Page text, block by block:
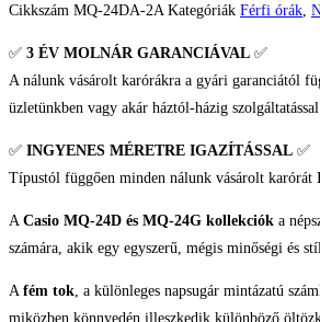
Timeless
Unisex
Cikkszám MQ-24DA-2A Kategóriák Férfi órák,
✅ 3 ÉV MOLNÁR GARANCIÁVAL ✅
A nálunk vásárolt karórákra a gyári garanciától
üzletünkben vagy akár háztól-házig
✅ INGYENES MÉRETRE IGAZÍTÁSSAL ✅
Típustól függően minden nálunk vásárolt karórát
A Casio MQ-24D és MQ-24G kollekciók a
számára, akik egy egyszerű, mégis minőségi és
A fém tok, a különleges napsugár mintázatú
miközben könnyedén illeszkedik különböző